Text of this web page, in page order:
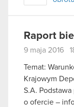
Raport
9 maja 2016
Temat:
Krajowym
S.A.
o ofercie –